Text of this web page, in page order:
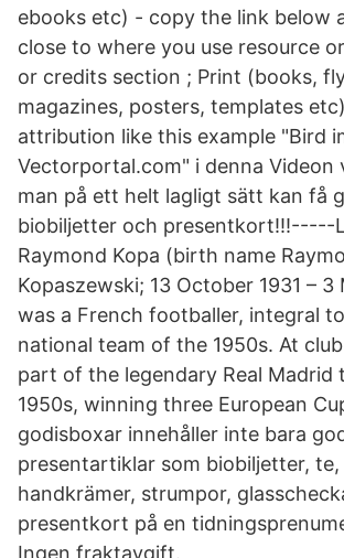
ebooks etc) - copy the link below
close to where you use resource
or credits section ; Print (books,
magazines, posters, templates
attribution like this example "Bird
Vectorportal.com" i denna Videon
man på ett helt lagligt sätt kan få
biobiljetter och presentkort!!!-----
Raymond Kopa (birth name
Kopaszewski; 13 October 1931 – 3
was a French footballer, integral
national team of the 1950s. At
part of the legendary Real Madrid
1950s, winning three European
godisboxar innehåller inte bara
presentartiklar som biobiljetter,
handkrämer, strumpor,
presentkort på en
Ingen fraktavgift.